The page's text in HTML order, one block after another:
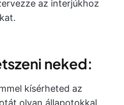
az interjúkhoz
neked:
kísérheted az
olyan állapotokkal,